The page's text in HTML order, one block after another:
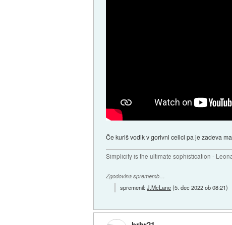
Če kuriš vodik v gorivni celici pa je zadeva
Simplicity is the ultimate sophistication -
Zgodovina sprememb…
spremenil:J.McLane(5. dec 2022 ob 08:21)